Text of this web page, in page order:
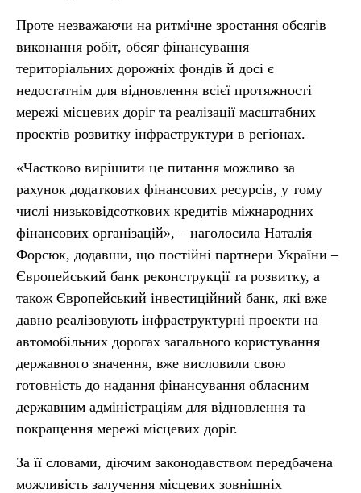
Проте незважаючи на ритмічне зростання обсягів
виконання робіт, обсяг фінансування
територіальних дорожніх фондів й досі є
недостатнім для відновлення всієї протяжності
мережі місцевих доріг та реалізації масштабних
проектів розвитку інфраструктури в регіонах.
«Частково вирішити це питання можливо за
рахунок додаткових фінансових ресурсів, у тому
числі низьковідсоткових кредитів міжнародних
фінансових організацій», – наголосила Наталія
Форсюк, додавши, що постійні партнери України –
Європейський банк реконструкції та розвитку, а
також Європейський інвестиційний банк, які вже
давно реалізовують інфраструктурні проекти на
автомобільних дорогах загального користування
державного значення, вже висловили свою
готовність до надання фінансування обласним
державним адміністраціям для відновлення та
покращення мережі місцевих доріг.
За її словами, діючим законодавством передбачена
можливість залучення місцевих зовнішніх